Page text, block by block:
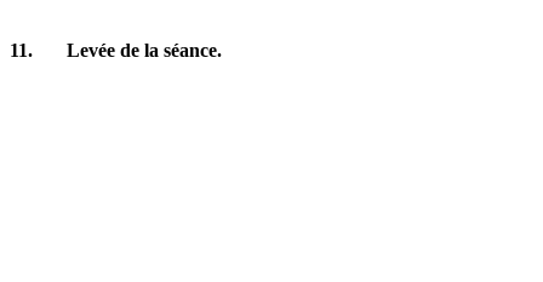
11. Levée de la séance.